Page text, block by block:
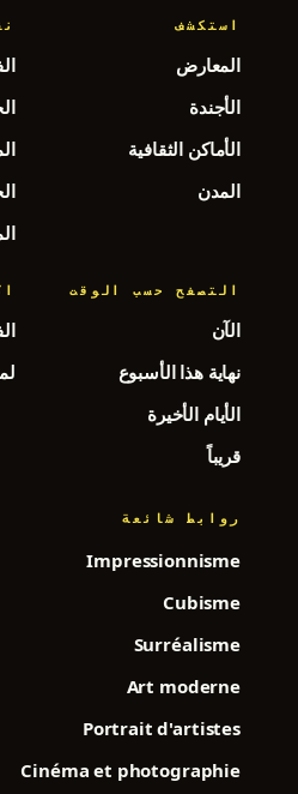
استكشف
المعارض
الأجندة
الأماكن الثقافية
المدن
التصفح حسب الوقت
الآن
نهاية هذا الأسبوع
الأيام الأخيرة
قريباً
روابط شائعة
Impressionnisme
Cubisme
Surréalisme
Art moderne
Portrait d'artistes
Cinéma et photographie